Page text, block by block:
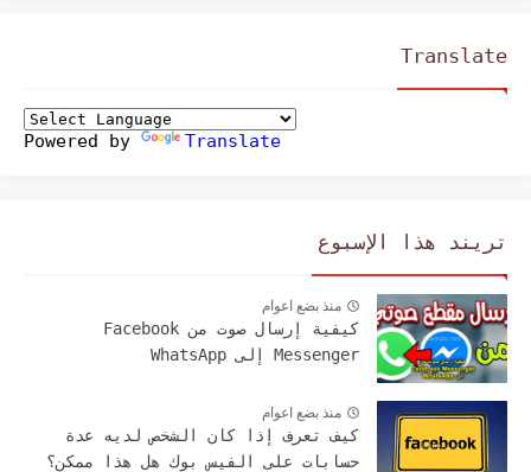
Translate
Powered by Translate
تريند هذا الإسبوع
منذ بضع اعوام
كيفية إرسال صوت من Facebook
Messenger إلى WhatsApp
منذ بضع اعوام
كيف تعرف إذا كان الشخص لديه عدة
حسابات على الفيس بوك هل هذا ممكن؟